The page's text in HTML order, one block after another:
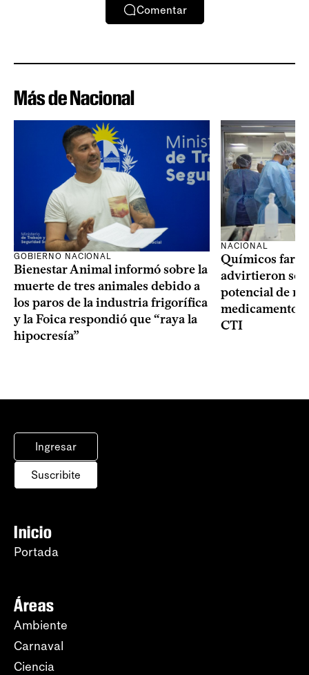
Comentar
Más de Nacional
GOBIERNO NACIONAL
Bienestar Animal informó sobre la
muerte de tres animales debido a
los paros de la industria frigorífica
y la Foica respondió que “raya la
hipocresía”
NACIONAL
Químicos
advirtieron
potencial de
medicamentos
CTI
Ingresar
Suscribite
Inicio
Portada
Áreas
Ambiente
Carnaval
Ciencia